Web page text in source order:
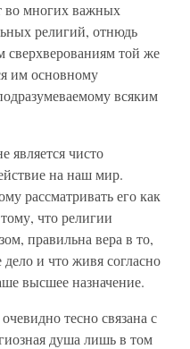
многих важных
религий, отнюдь
сверхверованиям той же
им основному
всяким
чисто
на наш мир.
рассматривать его как
что религии
правильна вера в то,
и что живя согласно
высшее назначение.
тесно связана с
душа лишь в том